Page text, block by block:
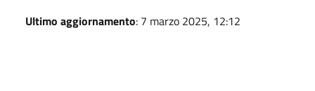
Ultimo aggiornamento: 7 marzo 2025, 12:12